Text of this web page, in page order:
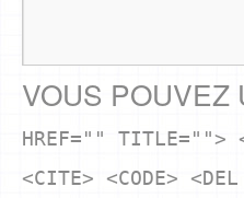
VOUS
HREF="" TITLE="">
<CITE> <CODE>